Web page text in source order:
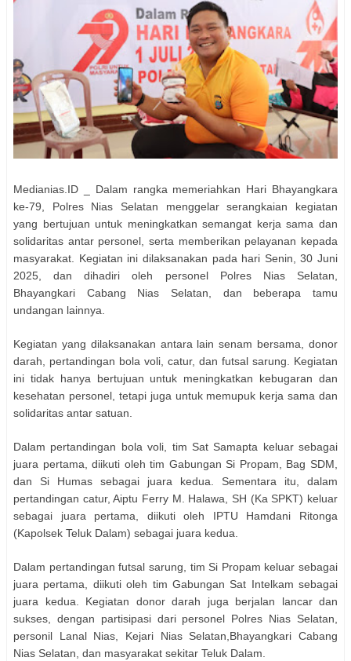
Medianias.ID _ Dalam rangka memeriahkan Hari Bhayangkara
ke-79, Polres Nias Selatan menggelar serangkaian kegiatan
yang bertujuan untuk meningkatkan semangat kerja sama dan
solidaritas antar personel, serta memberikan pelayanan kepada
masyarakat. Kegiatan ini dilaksanakan pada hari Senin, 30 Juni
2025, dan dihadiri oleh personel Polres Nias Selatan,
Bhayangkari Cabang Nias Selatan, dan beberapa tamu
undangan lainnya.
Kegiatan yang dilaksanakan antara lain senam bersama, donor
darah, pertandingan bola voli, catur, dan futsal sarung. Kegiatan
ini tidak hanya bertujuan untuk meningkatkan kebugaran dan
kesehatan personel, tetapi juga untuk memupuk kerja sama dan
solidaritas antar satuan.
Dalam pertandingan bola voli, tim Sat Samapta keluar sebagai
juara pertama, diikuti oleh tim Gabungan Si Propam, Bag SDM,
dan Si Humas sebagai juara kedua. Sementara itu, dalam
pertandingan catur, Aiptu Ferry M. Halawa, SH (Ka SPKT) keluar
sebagai juara pertama, diikuti oleh IPTU Hamdani Ritonga
(Kapolsek Teluk Dalam) sebagai juara kedua.
Dalam pertandingan futsal sarung, tim Si Propam keluar sebagai
juara pertama, diikuti oleh tim Gabungan Sat Intelkam sebagai
juara kedua. Kegiatan donor darah juga berjalan lancar dan
sukses, dengan partisipasi dari personel Polres Nias Selatan,
personil Lanal Nias, Kejari Nias Selatan,Bhayangkari Cabang
Nias Selatan, dan masyarakat sekitar Teluk Dalam.